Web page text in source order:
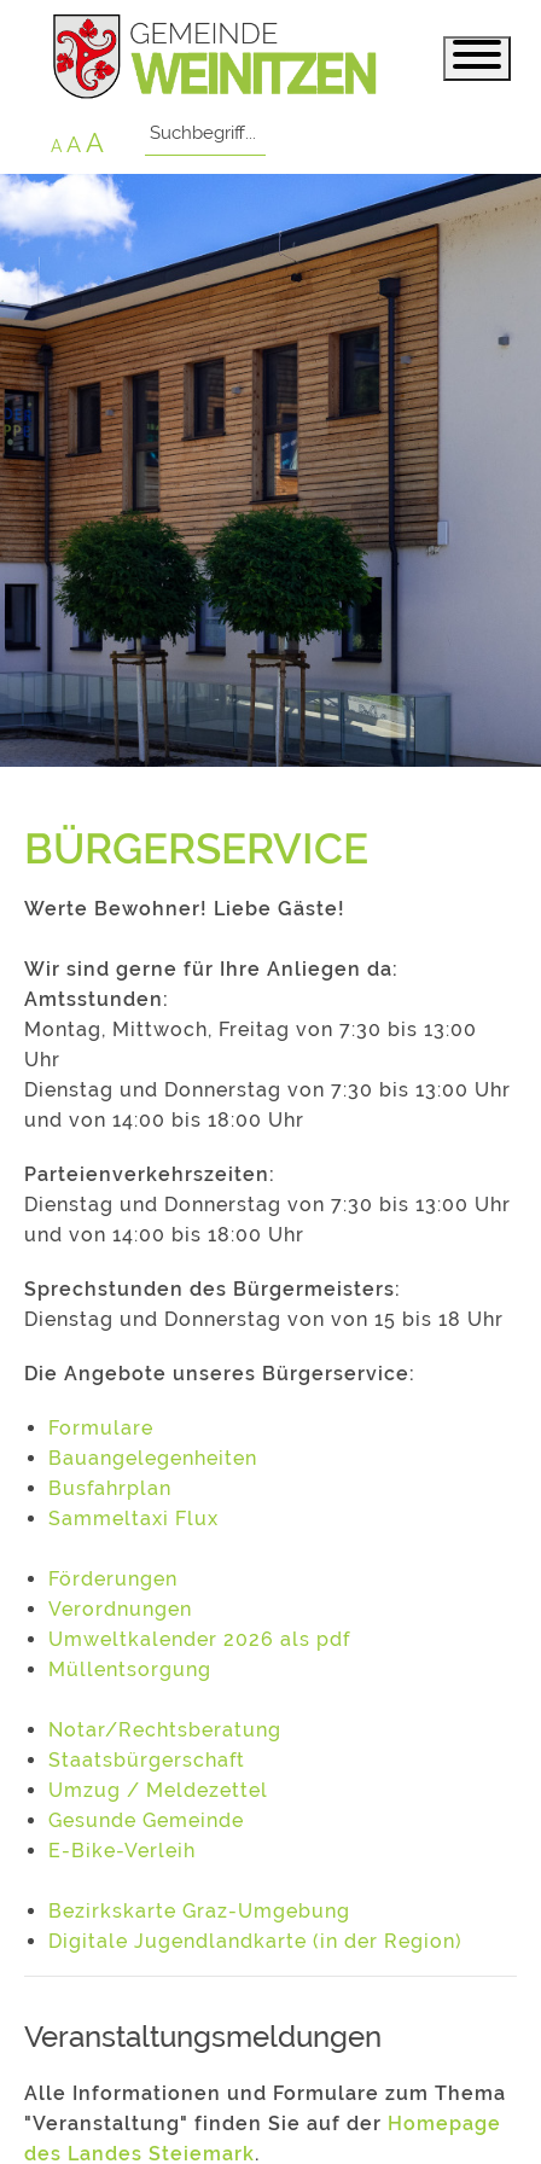
A AA
BÜRGERSERVICE
Werte Bewohner! Liebe Gäste!
Wir sind gerne für Ihre Anliegen da:
Amtsstunden:
Montag, Mittwoch, Freitag von 7:30 bis 13:00
Uhr
Dienstag und Donnerstag von 7:30 bis 13:00 Uhr
und von 14:00 bis 18:00 Uhr
Parteienverkehrszeiten:
Dienstag und Donnerstag von 7:30 bis 13:00 Uhr
und von 14:00 bis 18:00 Uhr
Sprechstunden des Bürgermeisters:
Dienstag und Donnerstag von von 15 bis 18 Uhr
Die Angebote unseres Bürgerservice:
Formulare
Bauangelegenheiten
Busfahrplan
Sammeltaxi Flux
Förderungen
Verordnungen
Umweltkalender 2026 als pdf
Müllentsorgung
Notar/Rechtsberatung
Staatsbürgerschaft
Umzug / Meldezettel
Gesunde Gemeinde
E-Bike-Verleih
Bezirkskarte Graz-Umgebung
Digitale Jugendlandkarte (in der Region)
Veranstaltungsmeldungen
Alle Informationen und Formulare zum Thema
"Veranstaltung" finden Sie auf der Homepage
des Landes Steiemark.